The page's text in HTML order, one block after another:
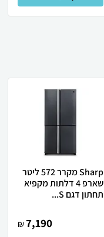
Sharp מקרר 572 ליטר
שארפ 4 דלתות מקפיא
תחתון דגם S...
7,190
₪